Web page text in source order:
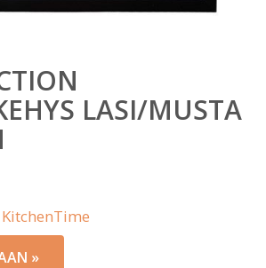
LASI/MUSTA
KitchenTime
»